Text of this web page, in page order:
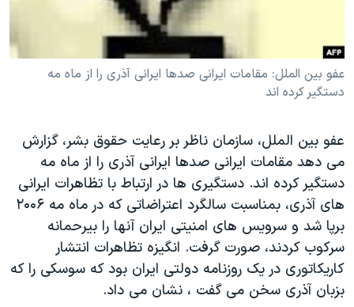
حقوق شهروندی
اقتصادی
علم و فناوری
گالری عکس
آرشیو پخش زنده
انتخابات ریاست جمهوری آمریکا ۲۰۲۴
حمله جمهوری اسلامی به اسرائیل
رمز مهسا
اعتراضات زن، زندگی، آزادی
مجموعه مستندهای دادخواهی
تریبونال مردمی آبان ۹۸
دادگاه حمید نوری
چهل سال گروگان‌گیری
قانون شفافیت دارائی کادر رهبری ایران
عفو بين الملل: مقامات ايرانی صدها ايرانی آذری را از ماه مه
دستگير کرده اند
عفو بین الملل، سازمان ناظر بر رعایت حقوق بشر، گزارش
می دهد مقامات ایرانی صدها ایرانی آذری را از ماه مه
دستگیر کرده اند. دستگیری ها در ارتباط با تظاهرات ایرانی
های آذری، بمناسبت سالگرد اعتراضاتی که در ماه مه ۲۰۰۶
برپا شد و سرویس های امنیتی ایران آنها را بیرحمانه
سرکوب کردند، صورت گرفت. انگیزه تظاهرات انتشار
کاریکاتوری در یک روزنامه دولتی ایران بود که سوسکی را که
بزبان آذری سخن می گفت ، نشان می داد.